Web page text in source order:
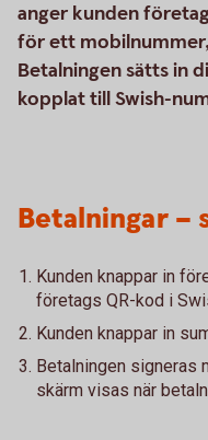
anger kunden
för ett
Betalningen sätts in
kopplat till Swish-
Betalningar –
Kunden knappar in
företags QR-kod i
Kunden knappar in
Betalningen signeras
skärm visas när